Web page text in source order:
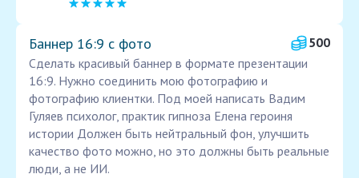
Баннер 16:9 с фото
500
Сделать красивый баннер в формате презентации
16:9. Нужно соединить мою фотографию и
фотографию клиентки. Под моей написать Вадим
Гуляев психолог, практик гипноза Елена героиня
истории Должен быть нейтральный фон, улучшить
качество фото можно, но это должны быть реальные
люди, а не ИИ.